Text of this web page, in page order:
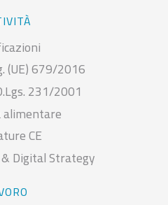
(UE) 679/2016
231/2001
alimentare
CE
Digital Strategy